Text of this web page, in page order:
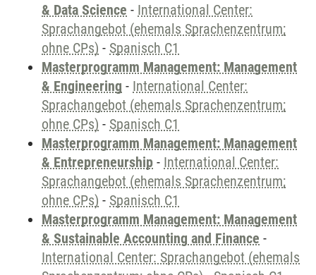
& Data Science - International Center:
Sprachangebot (ehemals Sprachenzentrum;
ohne CPs) - Spanisch C1
Masterprogramm Management: Management
& Engineering - International Center:
Sprachangebot (ehemals Sprachenzentrum;
ohne CPs) - Spanisch C1
Masterprogramm Management: Management
& Entrepreneurship - International Center:
Sprachangebot (ehemals Sprachenzentrum;
ohne CPs) - Spanisch C1
Masterprogramm Management: Management
& Sustainable Accounting and Finance -
International Center: Sprachangebot (ehemals